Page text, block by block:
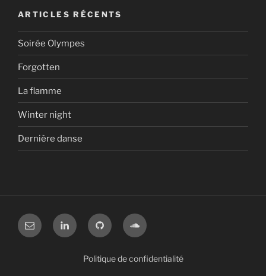
ARTICLES RÉCENTS
Soirée Olympes
Forgotten
La flamme
Winter night
Dernière danse
mail linkedin github soundcloud
Politique de confidentialité